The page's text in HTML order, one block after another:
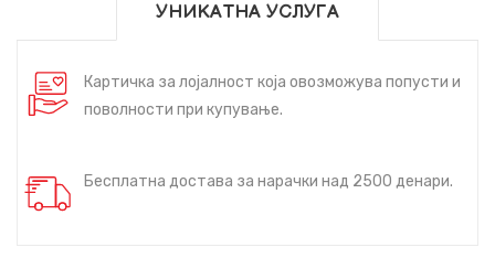
УНИКАТНА УСЛУГА
Картичка за лојалност која овозможува попусти и
поволности при купување.
Бесплатна достава за нарачки над 2500 денари.